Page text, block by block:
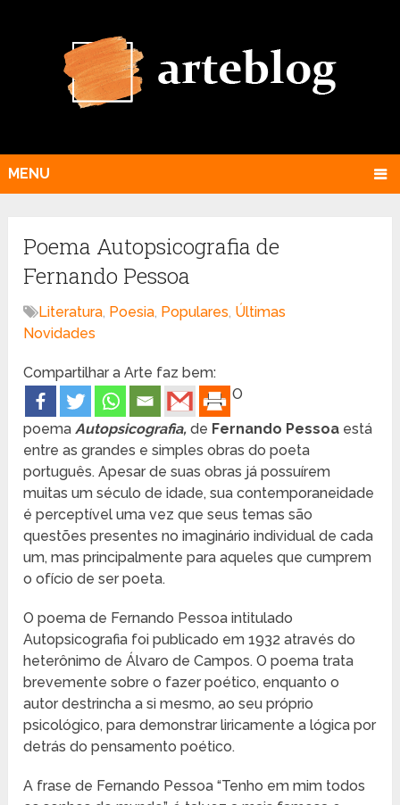
MENU
Poema Autopsicografia de
Fernando Pessoa
Literatura, Poesia, Populares, Últimas
Novidades
Compartilhar a Arte faz bem:
O
poema Autopsicografia,de Fernando Pessoa está
entre as grandes e simples obras do poeta
português. Apesar de suas obras já possuírem
muitas um século de idade, sua contemporaneidade
é perceptível uma vez que seus temas são
questões presentes no imaginário individual de cada
um, mas principalmente para aqueles que cumprem
o ofício de ser poeta.
O poema de Fernando Pessoa intitulado
Autopsicografia foi publicado em 1932 através do
heterônimo de Álvaro de Campos. O poema trata
brevemente sobre o fazer poético, enquanto o
autor destrincha a si mesmo, ao seu próprio
psicológico, para demonstrar liricamente a lógica por
detrás do pensamento poético.
A frase de Fernando Pessoa “Tenho em mim todos